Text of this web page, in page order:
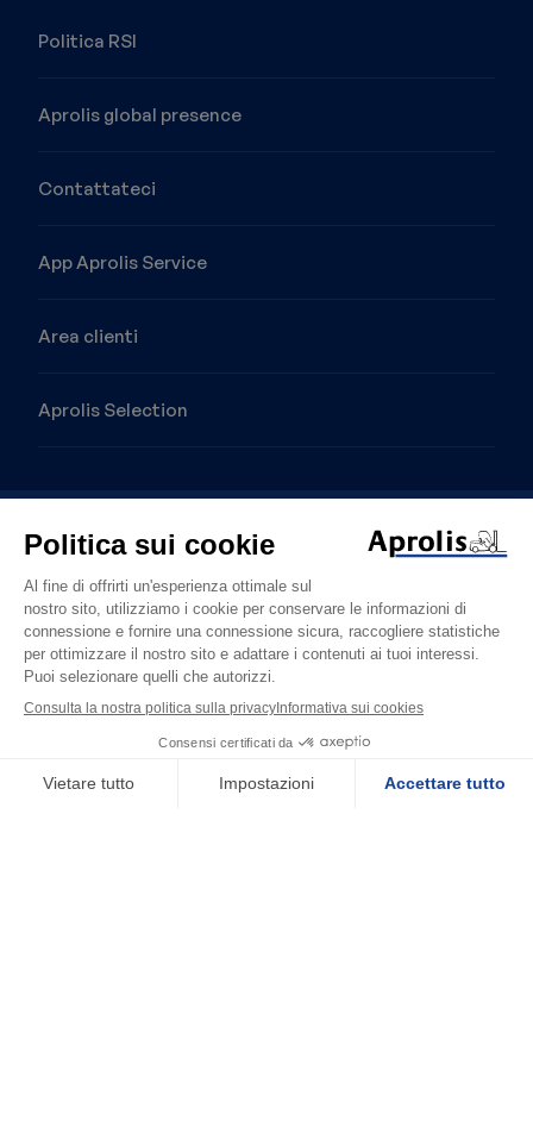
Politica RSI
Aprolis global presence
Contattateci
App Aprolis Service
Area clienti
Aprolis Selection
Immagine